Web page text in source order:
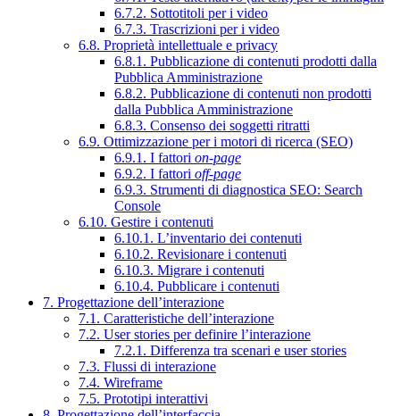
6.7.2. Sottotitoli per i video
6.7.3. Trascrizioni per i video
6.8. Proprietà intellettuale e privacy
6.8.1. Pubblicazione di contenuti prodotti dalla
Pubblica Amministrazione
6.8.2. Pubblicazione di contenuti non prodotti
dalla Pubblica Amministrazione
6.8.3. Consenso dei soggetti ritratti
6.9. Ottimizzazione per i motori di ricerca (SEO)
6.9.1. I fattori on-page
6.9.2. I fattori off-page
6.9.3. Strumenti di diagnostica SEO: Search
Console
6.10. Gestire i contenuti
6.10.1. L’inventario dei contenuti
6.10.2. Revisionare i contenuti
6.10.3. Migrare i contenuti
6.10.4. Pubblicare i contenuti
7. Progettazione dell’interazione
7.1. Caratteristiche dell’interazione
7.2. User stories per definire l’interazione
7.2.1. Differenza tra scenari e user stories
7.3. Flussi di interazione
7.4. Wireframe
7.5. Prototipi interattivi